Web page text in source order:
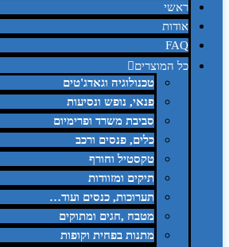
ראשי
אודות
FAQ
כל המוצרים
טכנולוגיה וגאדג'טים
פנאי, נופש ונסיעות
סביבת משרד ופרימיום
כלים, פנסים ורכב
טקסטיל וחורף
תיקים ומזוודות
תערוכות, כנסים ועוד…
מטבח ,חגים ומתוקים
מתנות בפחית וקופות